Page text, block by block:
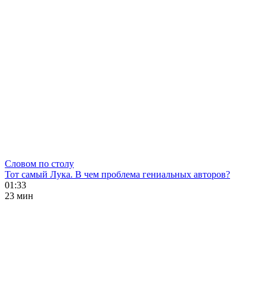
Словом по столу
Тот самый Лука. В чем проблема гениальных авторов?
01:33
23 мин